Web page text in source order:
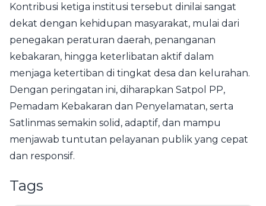
Kontribusi ketiga institusi tersebut dinilai sangat
dekat dengan kehidupan masyarakat, mulai dari
penegakan peraturan daerah, penanganan
kebakaran, hingga keterlibatan aktif dalam
menjaga ketertiban di tingkat desa dan kelurahan.
Dengan peringatan ini, diharapkan Satpol PP,
Pemadam Kebakaran dan Penyelamatan, serta
Satlinmas semakin solid, adaptif, dan mampu
menjawab tuntutan pelayanan publik yang cepat
dan responsif.
Tags